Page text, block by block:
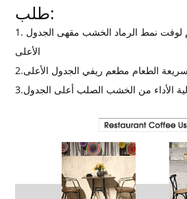
طلب:
1. سعر الجملة مربع الحجم لوفت نمط الرماد الخشب مقهى الجدول
الأعلى
السريعة الطعام مطعم ريفي الجدول الأعلى
الأداء من الخشب الصلب أعلى الجدول